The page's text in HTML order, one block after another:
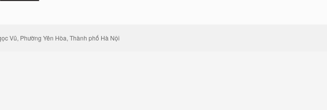
Vũ, Phường Yên Hòa, Thành phố Hà Nội